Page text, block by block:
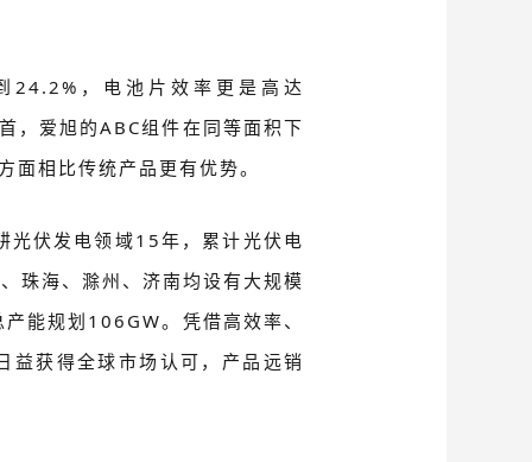
24.2%，电池片效率更是高达
，爱旭的ABC组件在同等面积下
相比传统产品更有优势。
光伏发电领域15年，累计光伏电
珠海、滁州、济南均设有大规模
能规划106GW。凭借高效率、
益获得全球市场认可，产品远销